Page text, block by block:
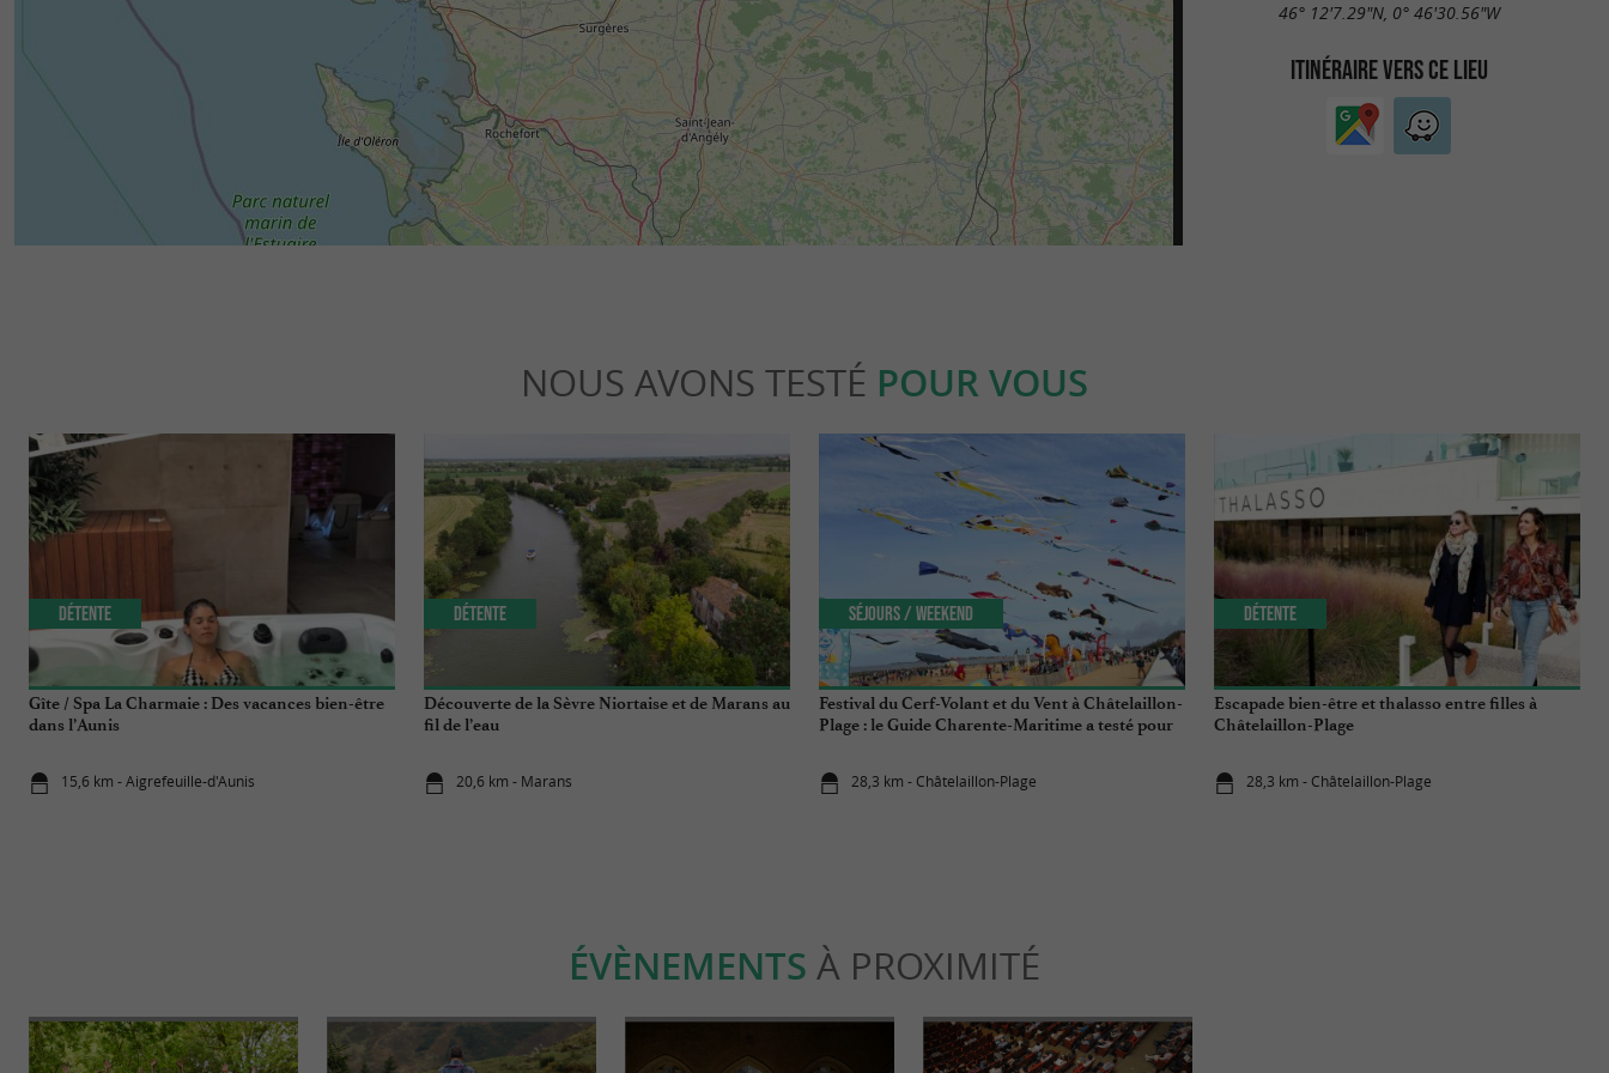
46° 12'7.29"N, 0° 46'30.56"W
ITINÉRAIRE VERS CE LIEU
NOUS AVONS TESTÉ POUR VOUS
Gîte / Spa La Charmaie : Des vacances bien-être
dans l’Aunis
15,6 km - Aigrefeuille-d'Aunis
Détente
Découverte de la Sèvre Niortaise et de Marans au
fil de l’eau
20,6 km - Marans
Détente
Festival du Cerf-Volant et du Vent à Châtelaillon-
Plage : le Guide Charente-Maritime a testé pour
28,3 km - Châtelaillon-Plage
Séjours / Weekend
Escapade bien-être et thalasso entre filles à
Châtelaillon-Plage
28,3 km - Châtelaillon-Plage
Détente
ÉVÈNEMENTS À PROXIMITÉ